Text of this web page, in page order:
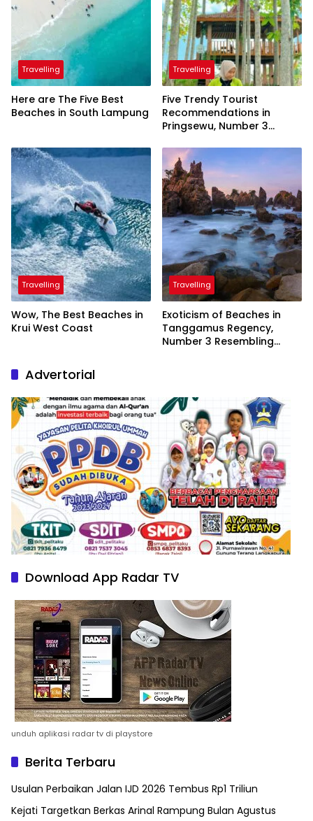
Travelling
Here are The Five Best
Beaches in South Lampung
Travelling
Five Trendy Tourist
Recommendations in
Pringsewu, Number 3
President
Travelling
Wow, The Best Beaches in
Krui West Coast
Travelling
Exoticism of Beaches in
Tanggamus Regency,
Number 3 Resembling
Advertorial
Download App Radar TV
unduh aplikasi radar tv di playstore
Berita Terbaru
Usulan Perbaikan Jalan IJD 2026 Tembus Rp1 Triliun
Kejati Targetkan Berkas Arinal Rampung Bulan Agustus